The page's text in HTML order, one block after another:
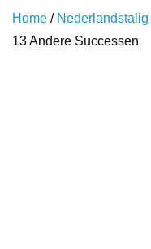
Home / Nederlandstalig
13 Andere Successen